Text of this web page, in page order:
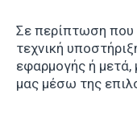
Σε περίπτωση που
τεχνική
εφαρμογής ή μετά,
μας μέσω της